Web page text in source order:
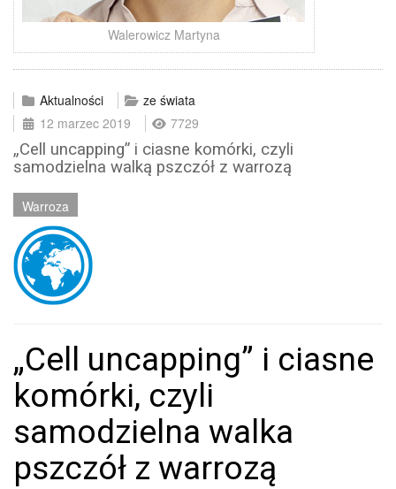
Walerowicz Martyna
Aktualności
ze świata
12 marzec 2019
7729
„Cell uncapping” i ciasne komórki, czyli
samodzielna walką pszczół z warrozą
Warroza
„Cell uncapping” i ciasne
komórki, czyli
samodzielna walka
pszczół z warrozą